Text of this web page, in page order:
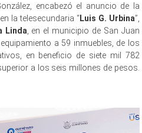
encabezó el anuncio de la
en la telesecundaria “Luis G. Urbina”,
Linda , en el municipio de San Juan
a 59 inmuebles, de los
en beneficio de siete mil 782
a los seis millones de pesos.